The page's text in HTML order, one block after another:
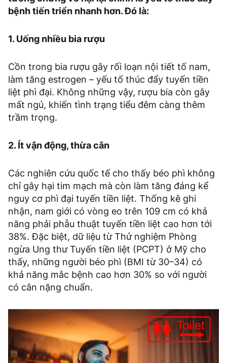
bệnh tiến triển nhanh hơn. Đó là:
1. Uống nhiều bia rượu
Cồn trong bia rượu gây rối loạn nội tiết tố nam,
làm tăng estrogen – yếu tố thúc đẩy tuyến tiền
liệt phì đại. Không những vậy, rượu bia còn gây
mất ngủ, khiến tình trạng tiểu đêm càng thêm
trầm trọng.
2. Ít vận động, thừa cân
Các nghiên cứu quốc tế cho thấy béo phì không
chỉ gây hại tim mạch mà còn làm tăng đáng kể
nguy cơ phì đại tuyến tiền liệt. Thống kê ghi
nhận, nam giới có vòng eo trên 109 cm có khả
năng phải phẫu thuật tuyến tiền liệt cao hơn tới
38%. Đặc biệt, dữ liệu từ Thử nghiệm Phòng
ngừa Ung thư Tuyến tiền liệt (PCPT) ở Mỹ cho
thấy, những người béo phì (BMI từ 30–34) có
khả năng mắc bệnh cao hơn 30% so với người
có cân nặng chuẩn.